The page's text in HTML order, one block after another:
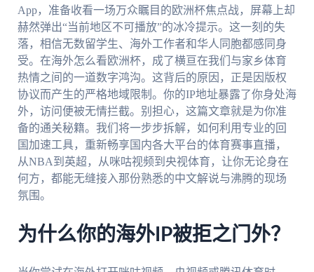
App，准备收看一场万众瞩目的欧洲杯焦点战，屏幕上却
赫然弹出“当前地区不可播放”的冰冷提示。这一刻的失
落，相信无数留学生、海外工作者和华人同胞都感同身
受。在海外怎么看欧洲杯，成了横亘在我们与家乡体育
热情之间的一道数字鸿沟。这背后的原因，正是因版权
协议而产生的严格地域限制。你的IP地址暴露了你身处海
外，访问便被无情拦截。别担心，这篇文章就是为你准
备的通关秘籍。我们将一步步拆解，如何利用专业的回
国加速工具，重新畅享国内各大平台的体育赛事直播，
从NBA到英超，从咪咕视频到央视体育，让你无论身在
何方，都能无缝接入那份熟悉的中文解说与沸腾的现场
氛围。
为什么你的海外IP被拒之门外？